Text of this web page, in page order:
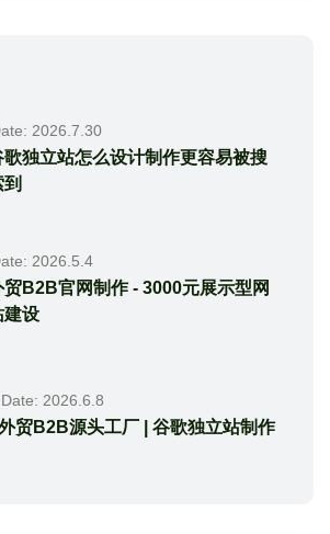
2026.7.30
歌独立站怎么设计制作更容易被搜
2026.5.4
贸B2B官网制作 - 3000元展示型网
建设
Date: 2026.6.8
贸B2B源头工厂 | 谷歌独立站制作